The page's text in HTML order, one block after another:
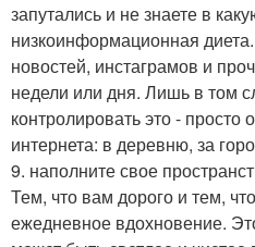
запутались и не знаете в
низкоинформационная диета.
новостей, инстаграмов и
недели или дня. Лишь в том
контролировать это - просто
интернета: в деревню, за
9. наполните свое
Тем, что вам дорого и тем,
ежедневное вдохновение.